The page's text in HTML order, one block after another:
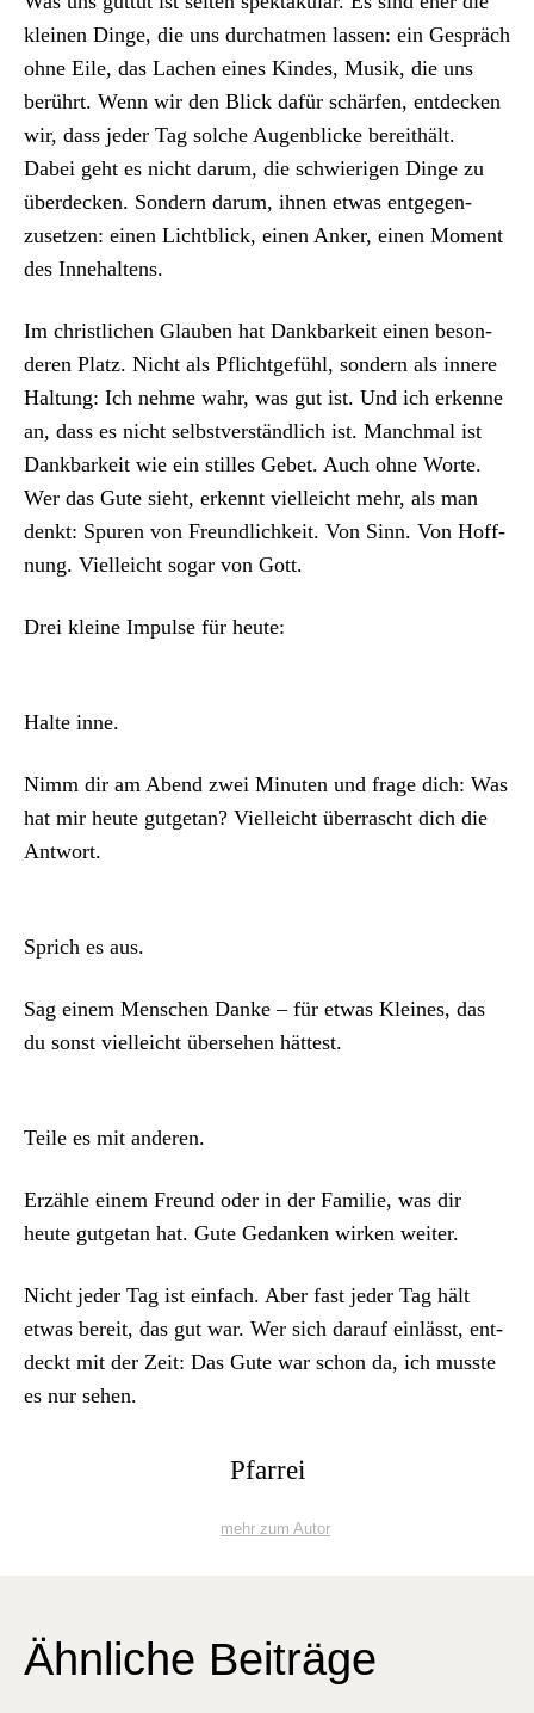
kleinen Dinge, die uns dur­chat­men lassen: ein Gespräch
ohne Eile, das Lachen eines Kindes, Musik, die uns
berührt. Wenn wir den Blick dafür schär­fen, ent­deck­en
wir, dass jed­er Tag solche Augen­blicke bere­i­thält.
Dabei geht es nicht darum, die schwieri­gen Dinge zu
überdeck­en. Son­dern darum, ihnen etwas ent­ge­gen­
zuset­zen: einen Licht­blick, einen Anker, einen Moment
des Innehal­tens.
Im christlichen Glauben hat Dankbarkeit einen beson­
deren Platz. Nicht als Pflicht­ge­fühl, son­dern als innere
Hal­tung: Ich nehme wahr, was gut ist. Und ich erkenne
an, dass es nicht selb­stver­ständlich ist. Manch­mal ist
Dankbarkeit wie ein stilles Gebet. Auch ohne Worte.
Wer das Gute sieht, erken­nt vielle­icht mehr, als man
denkt: Spuren von Fre­undlichkeit. Von Sinn. Von Hoff­
nung. Vielle­icht sog­ar von Gott.
Drei kleine Impulse für heute:
Halte inne.
Nimm dir am Abend zwei Minuten und frage dich: Was
hat mir heute gut­ge­tan? Vielle­icht über­rascht dich die
Antwort.
Sprich es aus.
Sag einem Men­schen Danke – für etwas Kleines, das
du son­st vielle­icht überse­hen hättest.
Teile es mit anderen.
Erzäh­le einem Fre­und oder in der Fam­i­lie, was dir
heute gut­ge­tan hat. Gute Gedanken wirken weit­er.
Nicht jed­er Tag ist ein­fach. Aber fast jed­er Tag hält
etwas bere­it, das gut war. Wer sich darauf ein­lässt, ent­
deckt mit der Zeit: Das Gute war schon da, ich musste
es nur sehen.
Pfarrei
mehr zum Autor
Ähnliche Beiträge